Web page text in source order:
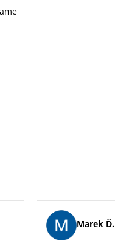
Marek Ď.